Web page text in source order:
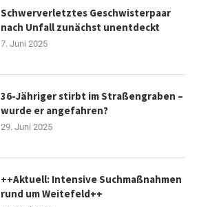
Schwerverletztes Geschwisterpaar
nach Unfall zunächst unentdeckt
7. Juni 2025
36-Jähriger stirbt im Straßengraben –
wurde er angefahren?
29. Juni 2025
++Aktuell: Intensive Suchmaßnahmen
rund um Weitefeld++